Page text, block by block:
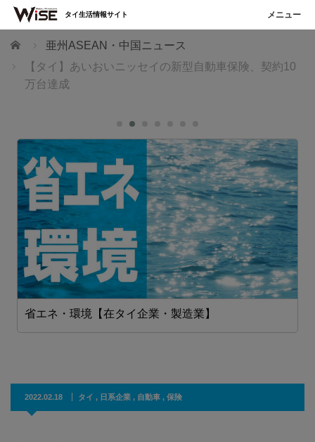
ホーム
亜州ASEAN・中国ニュース
【タイ】あいおいニッセイの新型自動車保険、契約10
万台達成
省エネ・環境【在タイ企業・製造業】
2022.02.18 タイ , 日系企業 , 自動車 , 保険
タイ生活情報サイト